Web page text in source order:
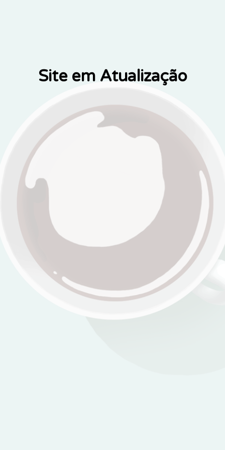
Site em Atualização